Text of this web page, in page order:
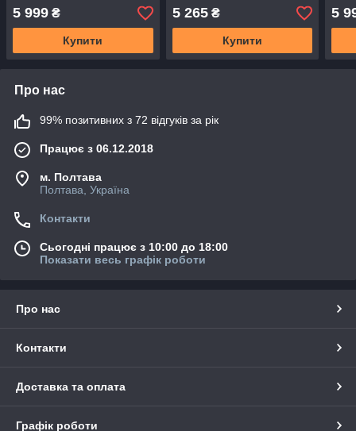
5 999 ₴
Купити
5 265₴
Купити
5
Про нас
99% позитивних з 72 відгуків за рік
Працює з 06.12.2018
м. Полтава
Полтава, Україна
Контакти
Сьогодні працює з 10:00 до 18:00
Показати весь графік роботи
Про нас
Контакти
Доставка та оплата
Графік роботи